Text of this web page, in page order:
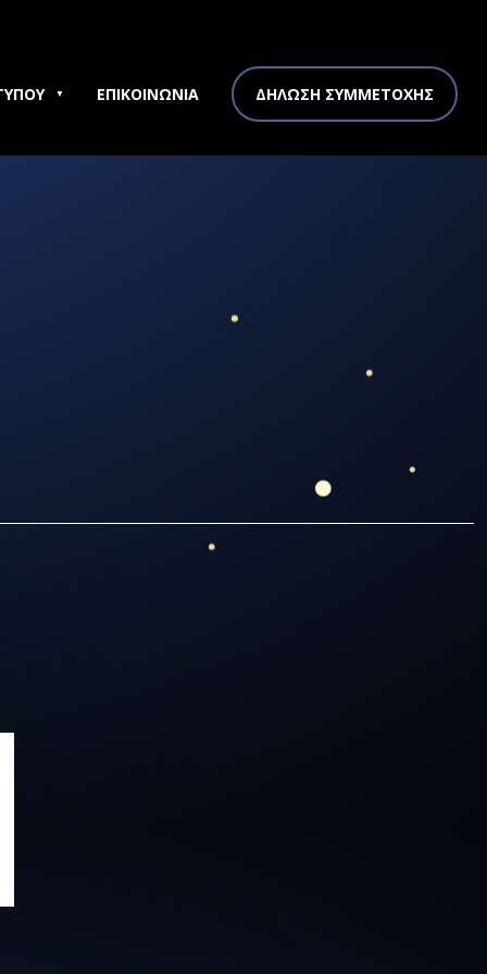
ΕΠΙΚΟΙΝΩΝΙΑ ΔΗΛΩΣΗ ΣΥΜΜΕΤΟΧΗΣ